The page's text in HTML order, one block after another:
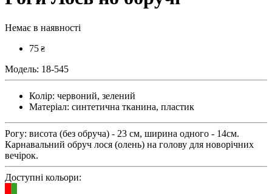
Немає в наявності
75 ₴
Модель: 18-545
Колір: червоний, зелений
Матеріал: синтетична тканина, пластик
Рогу: висота (без обруча) - 23 см, ширина одного - 14см.
Карнавальний обруч лося (олень) на голову для новорічних
вечірок.
Доступні кольори: